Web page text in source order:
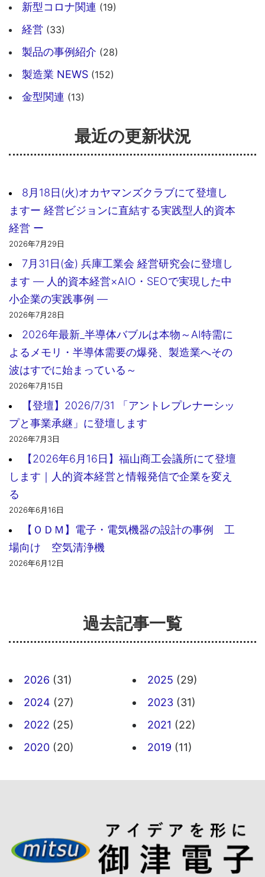
新型コロナ関連 (19)
経営 (33)
製品の事例紹介 (28)
製造業 NEWS (152)
金型関連 (13)
最近の更新状況
8月18日(火)オカヤマンズクラブにて登壇し
ますー 経営ビジョンに直結する実践型人的資本
経営 ー
2026年7月29日
7月31日(金) 兵庫工業会 経営研究会に登壇し
ます ― 人的資本経営×AIO・SEOで実現した中
小企業の実践事例 ―
2026年7月28日
2026年最新_半導体バブルは本物～AI特需に
よるメモリ・半導体需要の爆発、製造業へその
波はすでに始まっている～
2026年7月15日
【登壇】2026/7/31 「アントレプレナーシッ
プと事業承継」に登壇します
2026年7月3日
【2026年6月16日】福山商工会議所にて登壇
します｜人的資本経営と情報発信で企業を変え
る
2026年6月16日
【ＯＤＭ】電子・電気機器の設計の事例 工
場向け 空気清浄機
2026年6月12日
過去記事一覧
2026 (31) 2025 (29)
2024 (27) 2023 (31)
2022 (25) 2021 (22)
2020 (20) 2019 (11)